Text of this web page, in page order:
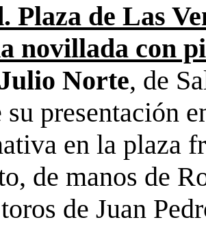
Plaza de Las
novillada con
Norte, de
su presentación
en la plaza
de manos de
de Juan